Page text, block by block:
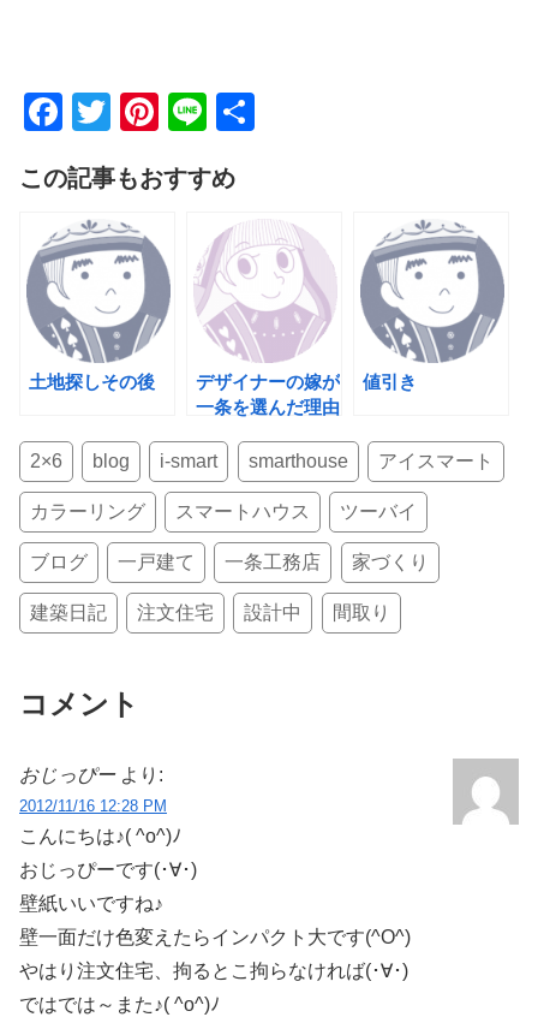
F
c
e
b
o
o
k
T
tt
er
Pi
er
st
Li
e
この記事もおすすめ
土地探しその後
デザイナーの嫁が
一条を選んだ理由
値引き
2×6 blog i-smart smarthouse アイスマート
カラーリング スマートハウス ツーバイ
ブログ 一戸建て 一条工務店 家づくり
建築日記 注文住宅 設計中 間取り
コメント
おじっぴー より:
2012/11/16 12:28 PM
こんにちは♪( ^o^)ﾉ
おじっぴーです(･∀･)
壁紙いいですね♪
壁一面だけ色変えたらインパクト大です(^O^)
やはり注文住宅、拘るとこ拘らなければ(･∀･)
ではでは～また♪( ^o^)ﾉ